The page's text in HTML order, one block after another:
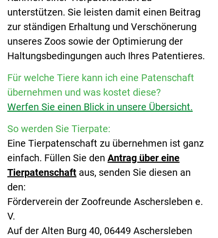
unterstützen. Sie leisten damit einen Beitrag
zur ständigen Erhaltung und Verschönerung
unseres Zoos sowie der Optimierung der
Haltungsbedingungen auch Ihres Patentieres.
Für welche Tiere kann ich eine Patenschaft
übernehmen und was kostet diese?
Werfen Sie einen Blick in unsere Übersicht.
So werden Sie Tierpate:
Eine Tierpatenschaft zu übernehmen ist ganz
einfach. Füllen Sie den Antrag über eine
Tierpatenschaft aus, senden Sie diesen an
den:
Förderverein der Zoofreunde Aschersleben e.
V.
Auf der Alten Burg 40, 06449 Aschersleben